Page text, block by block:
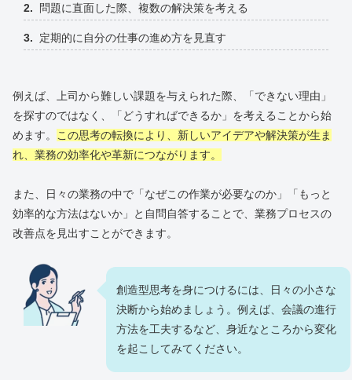
問題に直面した際、複数の解決策を考える
定期的に自分の仕事の進め方を見直す
例えば、上司から難しい課題を与えられた際、「できない理由」
を探すのではなく、「どうすればできるか」を考えることから始
めます。
この思考の転換により、新しいアイデアや解決策が生ま
れ、業務の効率化や革新につながります。
また、日々の業務の中で「なぜこの作業が必要なのか」「もっと
効率的な方法はないか」と自問自答することで、業務プロセスの
改善点を見出すことができます。
創造型思考を身につけるには、日々の小さな
決断から始めましょう。例えば、会議の進行
方法を工夫するなど、身近なところから変化
を起こしてみてください。